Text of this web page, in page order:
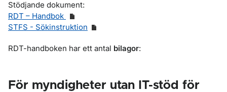
Stödjande dokument:
RDT – Handbok
STFS - Sökinstruktion
RDT-handboken har ett antal bilagor:
För myndigheter utan IT-stöd för